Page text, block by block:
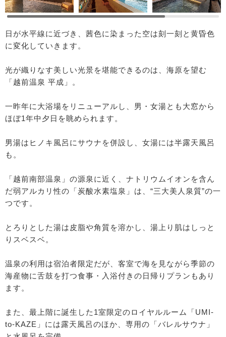
日が水平線に近づき、茜色に染まった空は刻一刻と黄昏色
に変化していきます。
光が織りなす美しい光景を堪能できるのは、海原を望む
「越前温泉 平成」。
一昨年に大浴場をリニューアルし、男・女湯とも大窓から
ほぼ1年中夕日を眺められます。
男湯はヒノキ風呂にサウナを併設し、女湯には半露天風呂
も。
「越前南部温泉」の源泉に近く、ナトリウムイオンを含ん
だ弱アルカリ性の「炭酸水素塩泉」は、“三大美人泉質”の一
つです。
とろりとした湯は皮脂や角質を溶かし、湯上り肌はしっと
りスベスベ。
温泉の利用は宿泊者限定だが、客室で海を見ながら季節の
海産物に舌鼓を打つ食事・入浴付きの日帰りプランもあり
ます。
また、最上階に誕生した1室限定のロイヤルルーム「UMI-
to-KAZE」には露天風呂のほか、専用の「バレルサウナ」